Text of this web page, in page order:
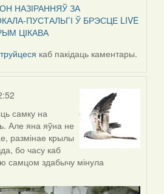
НАЗІРАННЯЎ ЗА
ПУСТАЛЬГІ Ў БРЭСЦЕ LIVE
ЦІКАВА
каб пакідаць каментары.
самку на
Але яна яўна не
размінае крылы
бо часу каб
самцом здабычу мінула